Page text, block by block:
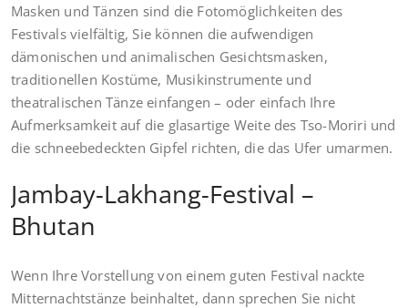
Masken und Tänzen sind die Fotomöglichkeiten des
Festivals vielfältig, Sie können die aufwendigen
dämonischen und animalischen Gesichtsmasken,
traditionellen Kostüme, Musikinstrumente und
theatralischen Tänze einfangen – oder einfach Ihre
Aufmerksamkeit auf die glasartige Weite des Tso-Moriri und
die schneebedeckten Gipfel richten, die das Ufer umarmen.
Jambay-Lakhang-Festival –
Bhutan
Wenn Ihre Vorstellung von einem guten Festival nackte
Mitternachtstänze beinhaltet, dann sprechen Sie nicht